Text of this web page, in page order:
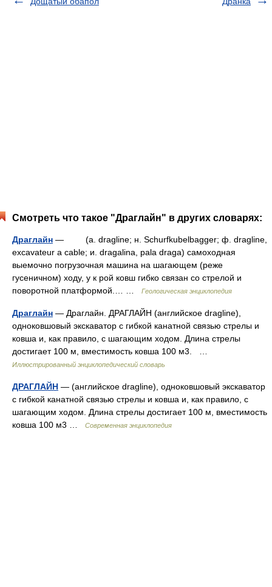
Смотреть что такое "Драглайн" в других словарях:
Драглайн — (a. dragline; н. Schurfkubelbagger; ф. dragline,
excavateur a cable; и. dragalina, pala draga) самоходная
выемочно погрузочная машина на шагающем (реже
гусеничном) ходу, у к рой ковш гибко связан со стрелой и
поворотной платформой.… …
Геологическая энциклопедия
Драглайн — Драглайн. ДРАГЛАЙН (английское dragline),
одноковшовый экскаватор с гибкой канатной связью стрелы и
ковша и, как правило, с шагающим ходом. Длина стрелы
достигает 100 м, вместимость ковша 100 м3. …
Иллюстрированный энциклопедический словарь
ДРАГЛАЙН — (английское dragline), одноковшовый экскаватор
с гибкой канатной связью стрелы и ковша и, как правило, с
шагающим ходом. Длина стрелы достигает 100 м, вместимость
ковша 100 м3 …
Современная энциклопедия